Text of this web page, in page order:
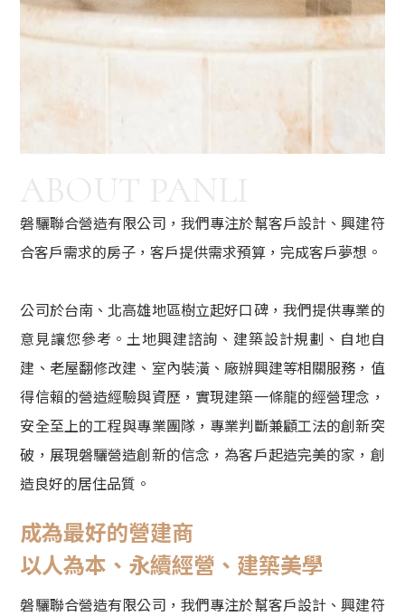
磐驪聯合營造有限公司，我們專注於幫客戶設計、興建符
合客戶需求的房子，客戶提供需求預算，完成客戶夢想。
公司於台南、北高雄地區樹立起好口碑，我們提供專業的
意見讓您參考。土地興建諮詢、建築設計規劃、自地自
建、老屋翻修改建、室內裝潢、廠辦興建等相關服務，值
得信賴的營造經驗與資歷，實現建築一條龍的經營理念，
安全至上的工程與專業團隊，專業判斷兼顧工法的創新突
破，展現磐驪營造創新的信念，為客戶起造完美的家，創
造良好的居住品質。
成為最好的營建商
以人為本、永續經營、建築美學
磐驪聯合營造有限公司，我們專注於幫客戶設計、興建符